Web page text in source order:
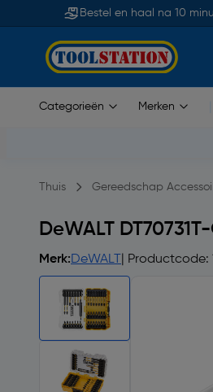
Bestel en haal na 10
Categorieën Merken
Thuis Gereedschap
DeWALT
Merk:DeWALT | Productcode: